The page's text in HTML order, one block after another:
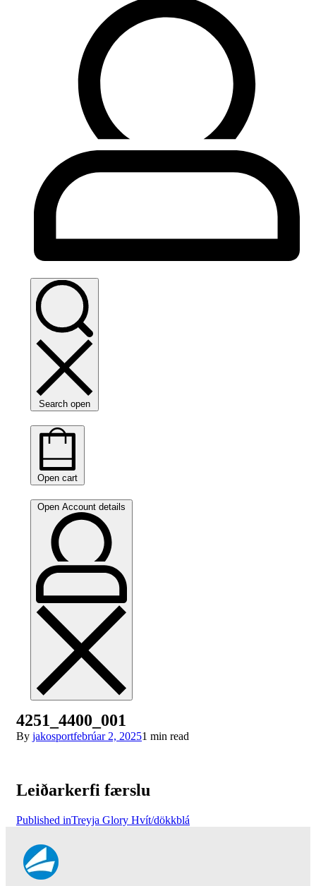
Search open
Open cart
Open Account details
4251_4400_001
By jakosportfebrúar 2, 20251 min read
Leiðarkerfi færslu
Published inTreyja Glory Hvít/dökkblá